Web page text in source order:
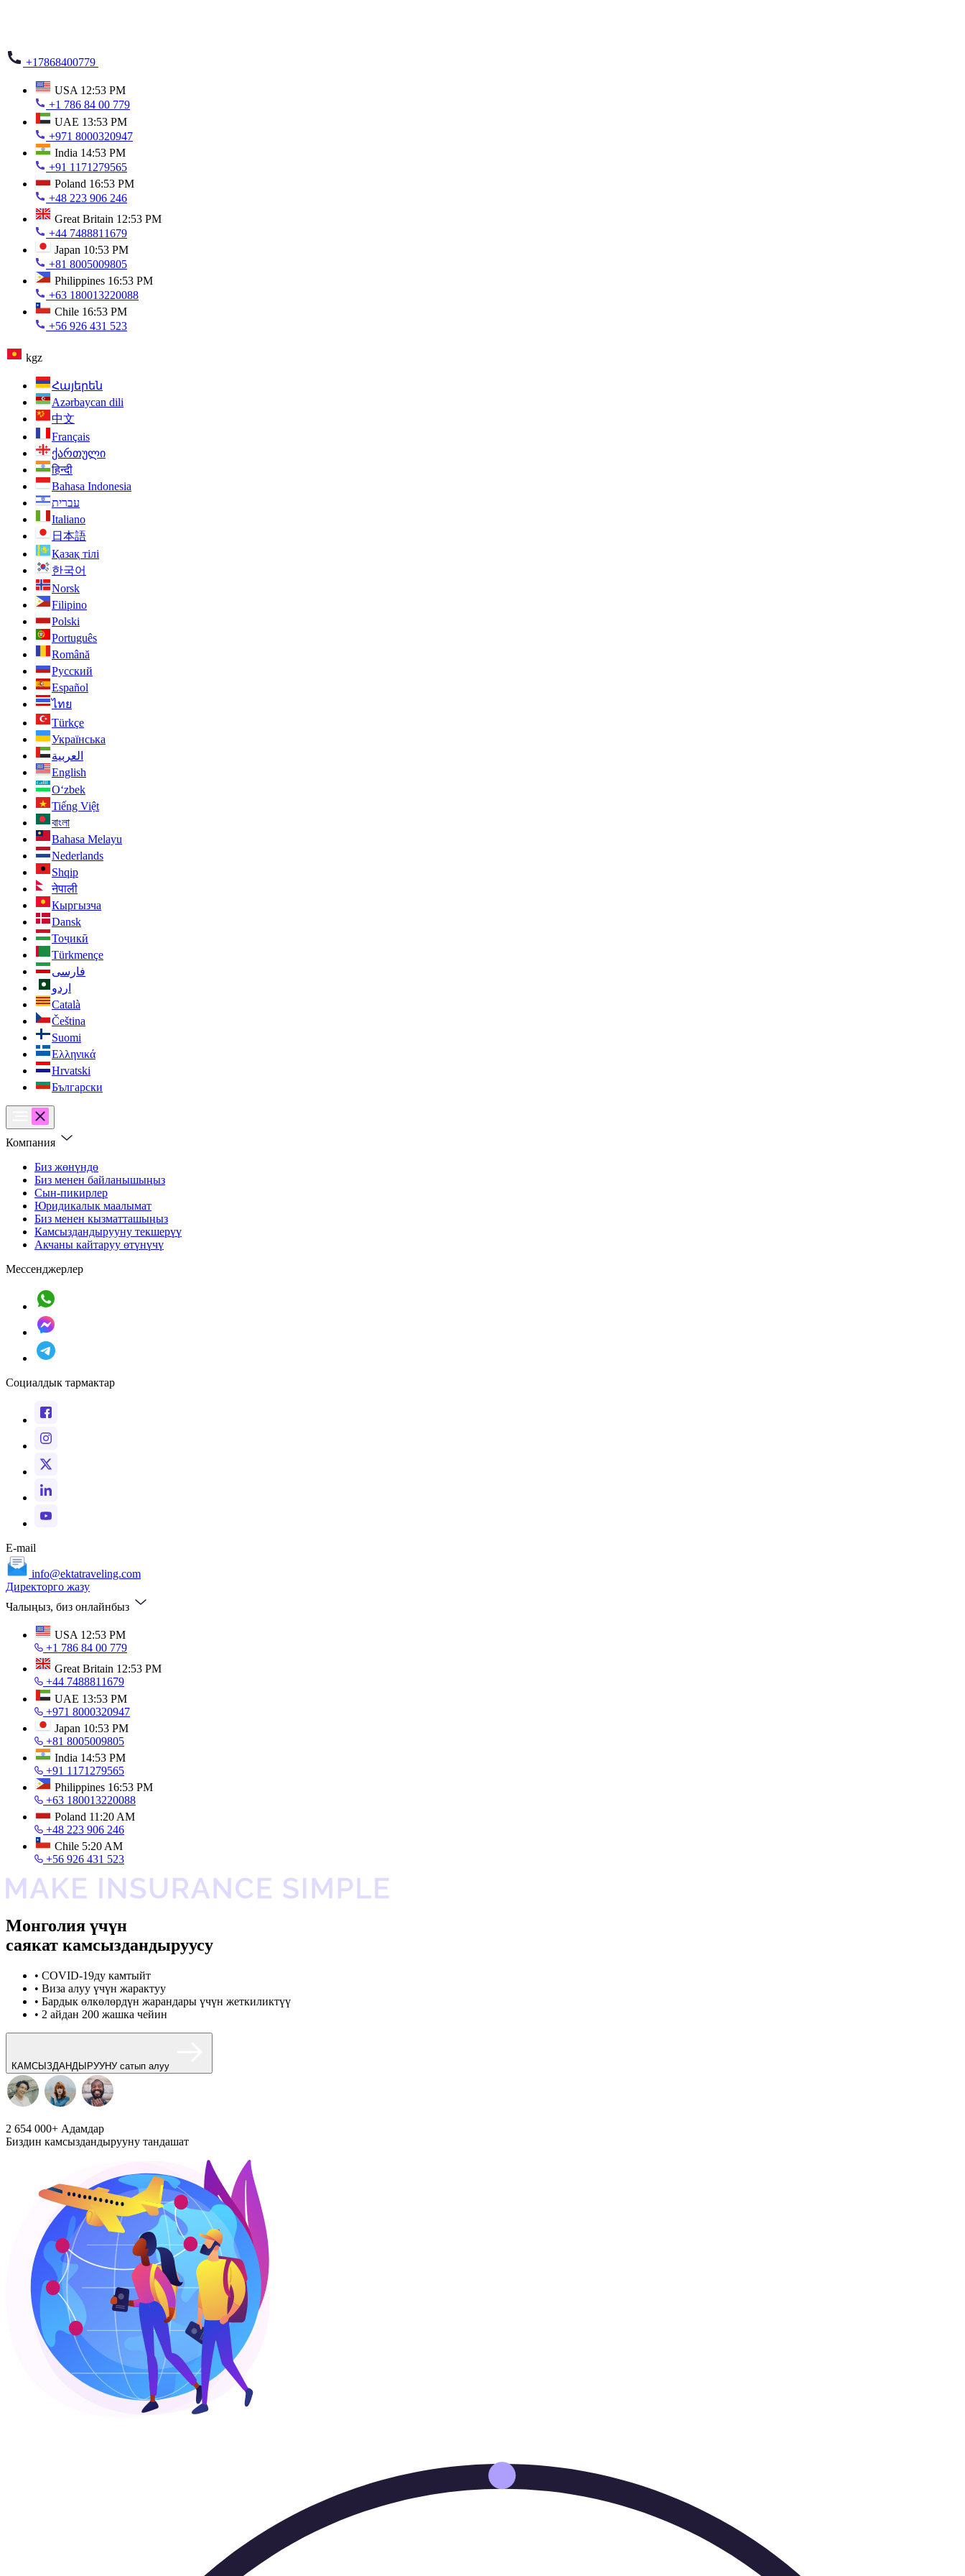
+17868400779
USA 12:53 PM
+1 786 84 00 779
UAE 13:53 PM
+971 8000320947
India 14:53 PM
+91 1171279565
Poland 16:53 PM
+48 223 906 246
Great Britain 12:53 PM
+44 7488811679
Japan 10:53 PM
+81 8005009805
Philippines 16:53 PM
+63 180013220088
Chile 16:53 PM
+56 926 431 523
kgz
Հայերեն
Azərbaycan dili
中文
Français
ქართული
हिन्दी
Bahasa Indonesia
עברית
Italiano
日本語
Қазақ тілі
한국어
Norsk
Filipino
Polski
Português
Română
Русский
Español
ไทย
Türkçe
Українська
العربية
English
O‘zbek
Tiếng Việt
বাংলা
Bahasa Melayu
Nederlands
Shqip
नेपाली
Кыргызча
Dansk
Тоҷикӣ
Türkmençe
فارسی
اردو
Català
Čeština
Suomi
Ελληνικά
Hrvatski
Български
Компания
Биз жөнүндө
Биз менен байланышыңыз
Сын-пикирлер
Юридикалык маалымат
Биз менен кызматташыңыз
Камсыздандырууну текшерүү
Акчаны кайтаруу өтүнүчү
Мессенджерлер
Социалдык тармактар
E-mail
info@ektatraveling.com
Директорго жазу
Чалыңыз, биз онлайнбыз
USA 12:53 PM
+1 786 84 00 779
Great Britain 12:53 PM
+44 7488811679
UAE 13:53 PM
+971 8000320947
Japan 10:53 PM
+81 8005009805
India 14:53 PM
+91 1171279565
Philippines 16:53 PM
+63 180013220088
Poland 11:20 AM
+48 223 906 246
Chile 5:20 AM
+56 926 431 523
Монголия үчүн
саякат камсыздандыруусу
• COVID-19ду камтыйт
• Виза алуу үчүн жарактуу
• Бардык өлкөлөрдүн жарандары үчүн жеткиликтүү
• 2 айдан 200 жашка чейин
КАМСЫЗДАНДЫРУУНУ сатып алуу
2 654 000+ Адамдар
Биздин камсыздандырууну тандашат